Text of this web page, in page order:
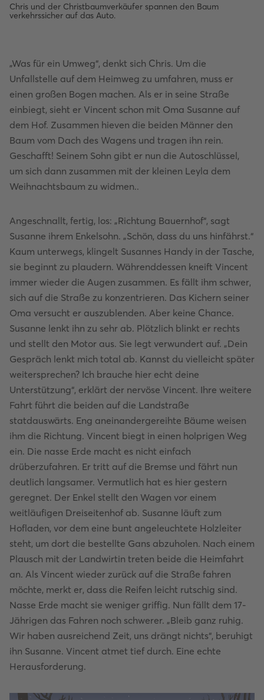
Chris und der Christbaumverkäufer spannen den Baum
verkehrssicher auf das Auto.
„Was für ein Umweg“, denkt sich Chris. Um die
Unfallstelle auf dem Heimweg zu umfahren, muss er
einen großen Bogen machen. Als er in seine Straße
einbiegt, sieht er Vincent schon mit Oma Susanne auf
dem Hof. Zusammen hieven die beiden Männer den
Baum vom Dach des Wagens und tragen ihn rein.
Geschafft! Seinem Sohn gibt er nun die Autoschlüssel,
um sich dann zusammen mit der kleinen Leyla dem
Weihnachtsbaum zu widmen..
Angeschnallt, fertig, los: „Richtung Bauernhof“, sagt
Susanne ihrem Enkelsohn. „Schön, dass du uns hinfährst.“
Kaum unterwegs, klingelt Susannes Handy in der Tasche,
sie beginnt zu plaudern. Währenddessen kneift Vincent
immer wieder die Augen zusammen. Es fällt ihm schwer,
sich auf die Straße zu konzentrieren. Das Kichern seiner
Oma versucht er auszublenden. Aber keine Chance.
Susanne lenkt ihn zu sehr ab. Plötzlich blinkt er rechts
und stellt den Motor aus. Sie legt verwundert auf. „Dein
Gespräch lenkt mich total ab. Kannst du vielleicht später
weitersprechen? Ich brauche hier echt deine
Unterstützung“, erklärt der nervöse Vincent. Ihre weitere
Fahrt führt die beiden auf die Landstraße
statdauswärts. Eng aneinandergereihte Bäume weisen
ihm die Richtung. Vincent biegt in einen holprigen Weg
ein. Die nasse Erde macht es nicht einfach
drüberzufahren. Er tritt auf die Bremse und fährt nun
deutlich langsamer. Vermutlich hat es hier gestern
geregnet. Der Enkel stellt den Wagen vor einem
weitläufigen Dreiseitenhof ab. Susanne läuft zum
Hofladen, vor dem eine bunt angeleuchtete Holzleiter
steht, um dort die bestellte Gans abzuholen. Nach einem
Plausch mit der Landwirtin treten beide die Heimfahrt
an. Als Vincent wieder zurück auf die Straße fahren
möchte, merkt er, dass die Reifen leicht rutschig sind.
Nasse Erde macht sie weniger griffig. Nun fällt dem 17-
Jährigen das Fahren noch schwerer. „Bleib ganz ruhig.
Wir haben ausreichend Zeit, uns drängt nichts“, beruhigt
ihn Susanne. Vincent atmet tief durch. Eine echte
Herausforderung.